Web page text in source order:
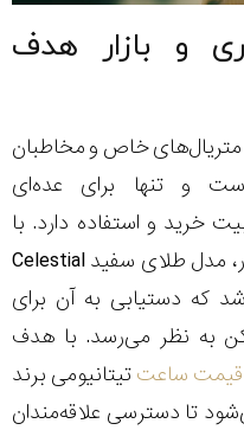
و بازار هدف
متریال‌های خاص و مخاطبان
و تنها برای عده‌ای
خرید و استفاده دارد. با
برچسب قیمتی 215.360 دلار، مدل طلای سفید Celestial
که دستیابی به آن برای
به نظر می‌رسد. با هدف
قیمت ساعت‌تیتانیومی برند
شروع می‌شود تا دسترسی علاقه‌مندان